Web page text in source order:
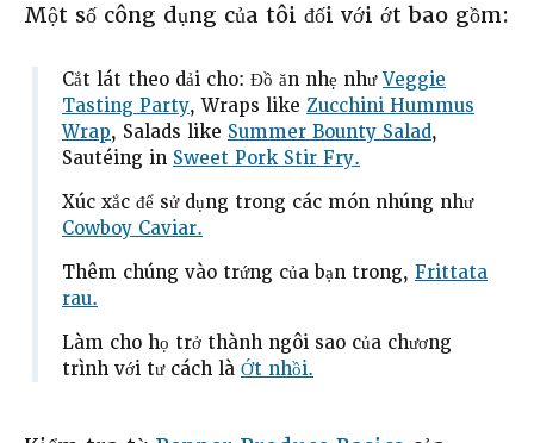
Một số công dụng của tôi đối với ớt bao gồm:
Cắt lát theo dải cho: Đồ ăn nhẹ nhưVeggie
Tasting Party, Wraps like Zucchini Hummus
Wrap, Salads like Summer Bounty Salad,
Sautéing in Sweet Pork Stir Fry.
Xúc xắc để sử dụng trong các món nhúng như
Cowboy Caviar.
Thêm chúng vào trứng của bạn trong, Frittata
rau.
Làm cho họ trở thành ngôi sao của chương
trình với tư cách là Ớt nhồi.